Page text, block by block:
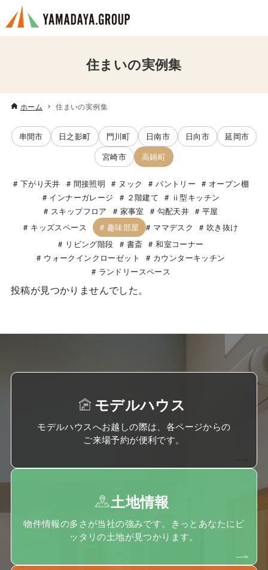
住まいの実例集
ホーム 住まいの実例集
串間市 日之影町 門川町 日南市 日向市
延岡市
宮崎市
高鍋町
下がり天井 間接照明 ヌック パントリー
オープン棚
インナーガレージ
２階建て
ⅱ型キッチン
スキップフロア
家事室 勾配天井
平屋
キッズスペース
趣味部屋 ママデスク
吹き抜け
リビング階段
書斎
和室コーナー
ウォークインクローゼット
カウンターキッチン
ランドリースペース
投稿が見つかりませんでした。
モデルハウス
モデルハウスへお越しの際は、各ページからの
ご来場予約が便利です。
土地情報
物件情報の多さが当社の強みです。きっとあなたにピ
ッタリの土地が見つかります。